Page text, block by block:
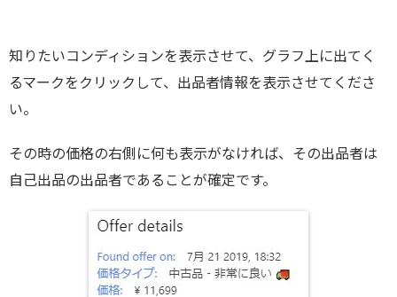
知りたいコンディションを表示させて、グラフ上に出てく
るマークをクリックして、出品者情報を表示させてくださ
い。
その時の価格の右側に何も表示がなければ、その出品者は
自己出品の出品者であることが確定です。